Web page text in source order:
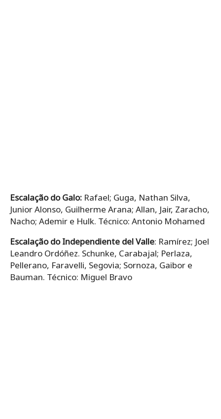
Escalação do Galo: Rafael; Guga, Nathan Silva,
Junior Alonso, Guilherme Arana; Allan, Jair, Zaracho,
Nacho; Ademir e Hulk. Técnico: Antonio Mohamed
Escalação do Independiente del Valle: Ramírez; Joel
Leandro Ordóñez. Schunke, Carabajal; Perlaza,
Pellerano, Faravelli, Segovia; Sornoza, Gaibor e
Bauman. Técnico: Miguel Bravo